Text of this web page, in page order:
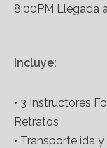
8:00PM Llegada
Incluye:
• 3 Instructores
Retratos
• Transporte ida